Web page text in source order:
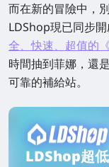
而在新的冒險中，
LDShop現已同步
全、快速、超值的
時間抽到菲娜，還
可靠的補給站。
LDShop超